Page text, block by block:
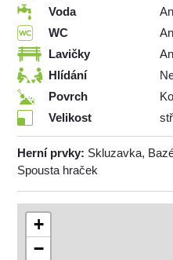
Voda
WC
Lavičky
Hlídání
Povrch
Velikost
Herní prvky: Skluzavka,
Spousta hraček
+
−